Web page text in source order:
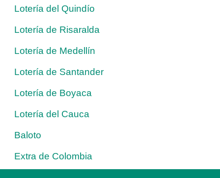
Lotería del Quindío
Lotería de Risaralda
Lotería de Medellín
Lotería de Santander
Lotería de Boyaca
Lotería del Cauca
Baloto
Extra de Colombia